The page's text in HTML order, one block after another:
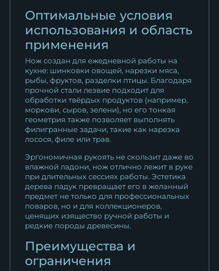
Оптимальные условия
использования и область
применения
Нож создан для ежедневной работы на
кухне: шинковки овощей, нарезки мяса,
рыбы, фруктов, разделки птицы. Благодаря
прочной стали лезвие подходит для
обработки твёрдых продуктов (например,
моркови, сыров, зелени), но его тонкая
геометрия также позволяет выполнять
филигранные задачи, такие как нарезка
лосося, филе или трав.
Эргономичная рукоять не скользит даже во
влажной ладони, нож отлично лежит в руке
при длительных сессиях работы. Эстетика
дерева падук превращает его в желанный
предмет не только для профессиональных
поваров, но и для коллекционеров,
ценящих изящество ручной работы и
редкие породы древесины.
Преимущества и
ограничения